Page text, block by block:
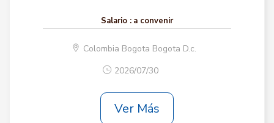
Salario : a convenir
Colombia Bogota Bogota D.c.
2026/07/30
Ver Más